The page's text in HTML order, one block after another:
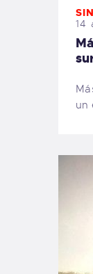
14
un